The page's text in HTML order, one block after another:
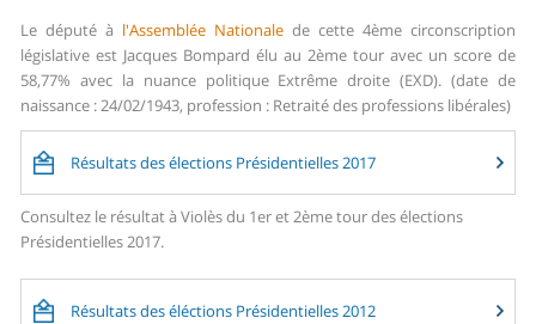
Le député à l'Assemblée Nationale de cette 4ème circonscription
législative est Jacques Bompard élu au 2ème tour avec un score de
58,77% avec la nuance politique Extrême droite (EXD). (date de
naissance : 24/02/1943, profession : Retraité des professions libérales)
Résultats des élections Présidentielles 2017
Consultez le résultat à Violès du 1er et 2ème tour des élections
Présidentielles 2017.
Résultats des éléctions Présidentielles 2012